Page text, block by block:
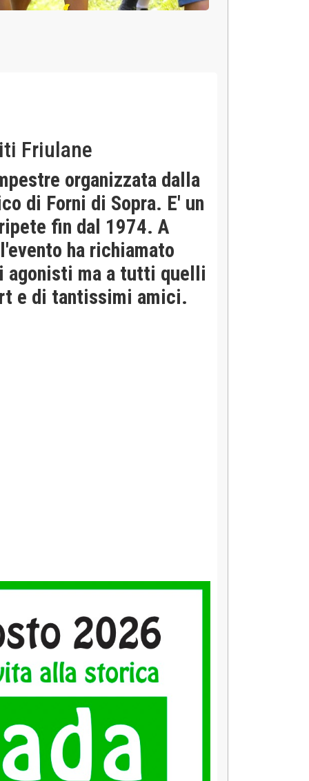
Friulane
organizzata dalla
di Forni di Sopra. E' un
fin dal 1974. A
ha richiamato
agonisti ma a tutti quelli
e di tantissimi amici.